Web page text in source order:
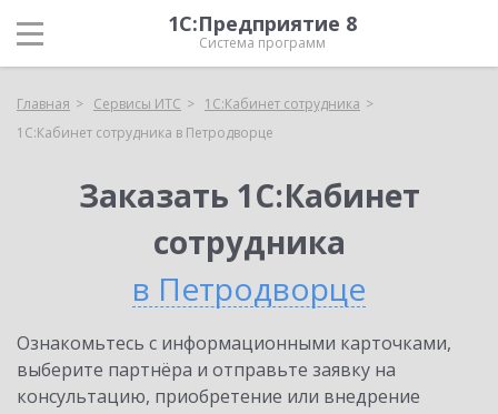
1С:Предприятие 8
Система программ
Главная Сервисы ИТС
1С:Кабинет сотрудника
1С:Кабинет сотрудника в Петродворце
Заказать 1С:Кабинет
сотрудника
в Петродворце
Ознакомьтесь с информационными карточками,
выберите партнёра и отправьте заявку на
консультацию, приобретение или внедрение